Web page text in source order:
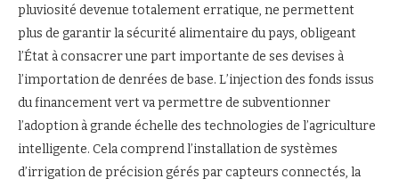
pluviosité devenue totalement erratique, ne permettent
plus de garantir la sécurité alimentaire du pays, obligeant
l’État à consacrer une part importante de ses devises à
l’importation de denrées de base. L’injection des fonds issus
du financement vert va permettre de subventionner
l’adoption à grande échelle des technologies de l’agriculture
intelligente. Cela comprend l’installation de systèmes
d’irrigation de précision gérés par capteurs connectés, la